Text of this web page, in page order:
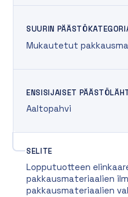
SUURIN
Mukautetut
ENSISIJAISET
Aaltopahvi
SELITE
Lopputuotteen
pakkausmateriaalien
pakkausmateriaalien